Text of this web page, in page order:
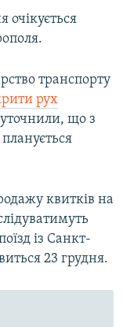
очікується
транспорту
рух
що з
квитків на
із Санкт-
23 грудня.